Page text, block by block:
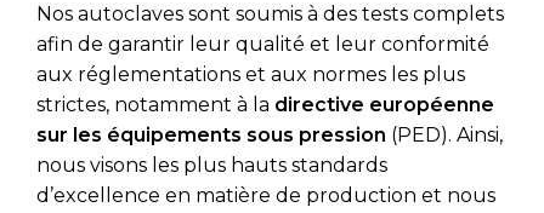
Nos autoclaves sont soumis à des tests complets
afin de garantir leur qualité et leur conformité
aux réglementations et aux normes les plus
strictes, notamment à la directive européenne
sur les équipements sous pression (PED). Ainsi,
nous visons les plus hauts standards
d’excellence en matière de production et nous